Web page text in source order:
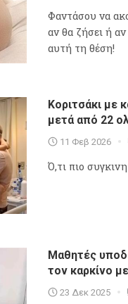
Φαντάσου να
αν θα ζήσει ή
αυτή τη θέση!
Κοριτσάκι με
μετά από 22
11 Φεβ 2026
Ό,τι πιο
Μαθητές
τον καρκίνο
23 Δεκ 2025